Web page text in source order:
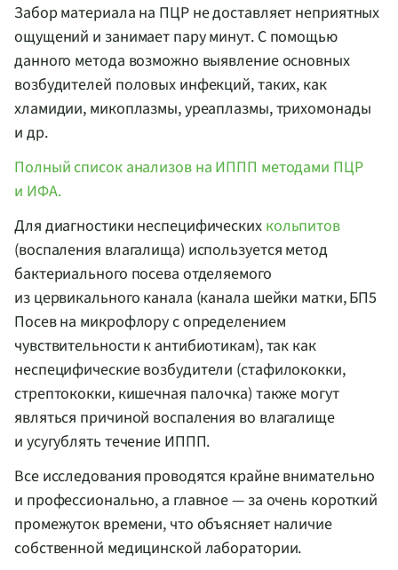
Забор материала на ПЦР не доставляет неприятных
ощущений и занимает пару минут. С помощью
данного метода возможно выявление основных
возбудителей половых инфекций, таких, как
хламидии, микоплазмы, уреаплазмы, трихомонады
и др.
Полный список анализов на ИППП методами ПЦР
и ИФА.
Для диагностики неспецифических кольпитов
(воспаления влагалища) используется метод
бактериального посева отделяемого
из цервикального канала (канала шейки матки, БП5
Посев на микрофлору с определением
чувствительности к антибиотикам), так как
неспецифические возбудители (стафилококки,
стрептококки, кишечная палочка) также могут
являться причиной воспаления во влагалище
и усугублять течение ИППП.
Все исследования проводятся крайне внимательно
и профессионально, а главное — за очень короткий
промежуток времени, что объясняет наличие
собственной медицинской лаборатории.